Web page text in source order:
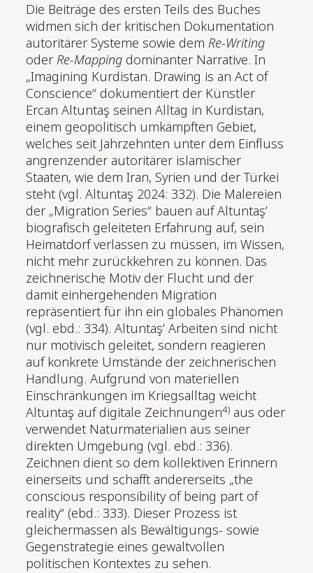
Die Beiträge des ersten Teils des Buches
widmen sich der kritischen Dokumentation
autoritärer Systeme sowie dem Re-Writing
oder Re-Mapping dominanter Narrative. In
„Imagining Kurdistan. Drawing is an Act of
Conscience“ dokumentiert der Künstler
Ercan Altuntaş seinen Alltag in Kurdistan,
einem geopolitisch umkämpften Gebiet,
welches seit Jahrzehnten unter dem Einfluss
angrenzender autoritärer islamischer
Staaten, wie dem Iran, Syrien und der Türkei
steht (vgl. Altuntaş 2024: 332). Die Malereien
der „Migration Series“ bauen auf Altuntaş’
biografisch geleiteten Erfahrung auf, sein
Heimatdorf verlassen zu müssen, im Wissen,
nicht mehr zurückkehren zu können. Das
zeichnerische Motiv der Flucht und der
damit einhergehenden Migration
repräsentiert für ihn ein globales Phänomen
(vgl. ebd.: 334). Altuntaş’ Arbeiten sind nicht
nur motivisch geleitet, sondern reagieren
auf konkrete Umstände der zeichnerischen
Handlung. Aufgrund von materiellen
Einschränkungen im Kriegsalltag weicht
Altuntaş auf digitale Zeichnungen4) aus oder
verwendet Naturmaterialien aus seiner
direkten Umgebung (vgl. ebd.: 336).
Zeichnen dient so dem kollektiven Erinnern
einerseits und schafft andererseits „the
conscious responsibility of being part of
reality“ (ebd.: 333). Dieser Prozess ist
gleichermassen als Bewältigungs- sowie
Gegenstrategie eines gewaltvollen
politischen Kontextes zu sehen.